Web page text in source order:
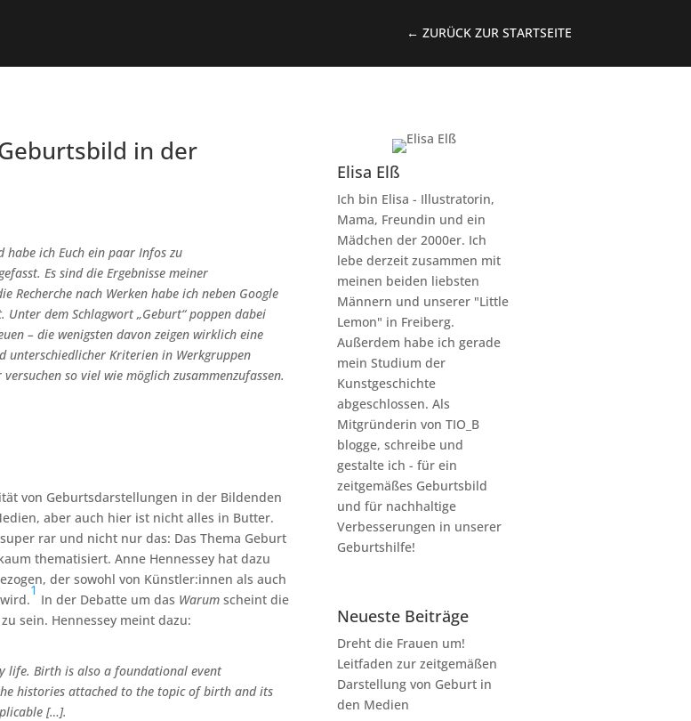
← ZURÜCK ZUR STARTSEITE
in der
ich Euch ein paar Infos zu
Es sind die Ergebnisse meiner
Recherche nach Werken habe ich neben Google
Unter dem Schlagwort „Geburt“ poppen dabei
– die wenigsten davon zeigen wirklich eine
unterschiedlicher Kriterien in Werkgruppen
so viel wie möglich zusammenzufassen.
von Geburtsdarstellungen in der Bildenden
aber auch hier ist nicht alles in Butter.
rar und nicht nur das: Das Thema Geburt
thematisiert. Anne Hennessey hat dazu
der sowohl von Künstler:innen als auch
1
In der Debatte um das Warumscheint die
sein. Hennessey meint dazu:
life. Birth is also a foundational event
histories attached to the topic of birth and its
[…].
Elisa Elß
Ich bin Elisa - Illustratorin,
Mama, Freundin und ein
Mädchen der 2000er. Ich
lebe derzeit zusammen mit
meinen beiden liebsten
Männern und unserer "Little
Lemon" in Freiberg.
Außerdem habe ich gerade
mein Studium der
Kunstgeschichte
abgeschlossen. Als
Mitgründerin von TIO_B
blogge, schreibe und
gestalte ich - für ein
zeitgemäßes Geburtsbild
und für nachhaltige
Verbesserungen in unserer
Geburtshilfe!
Neueste Beiträge
Dreht die Frauen um!
Leitfaden zur zeitgemäßen
Darstellung von Geburt in
den Medien